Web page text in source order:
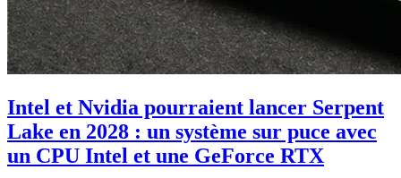
Intel et Nvidia pourraient lancer Serpent
Lake en 2028 : un système sur puce avec
un CPU Intel et une GeForce RTX